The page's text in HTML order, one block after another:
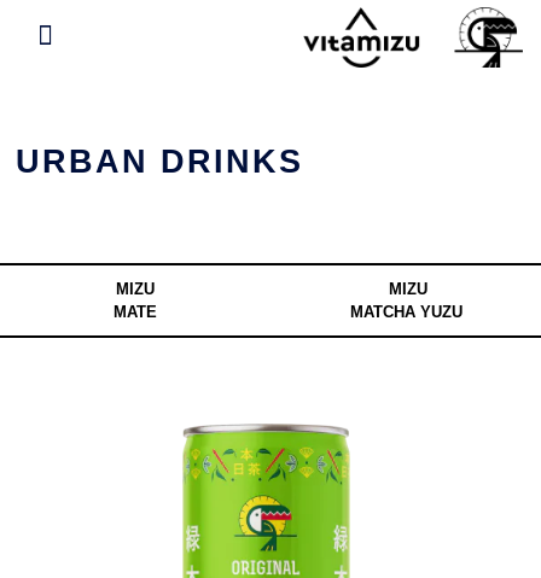
URBAN DRINKS
MIZU
MATCHA YUZU
MIZU
MATE